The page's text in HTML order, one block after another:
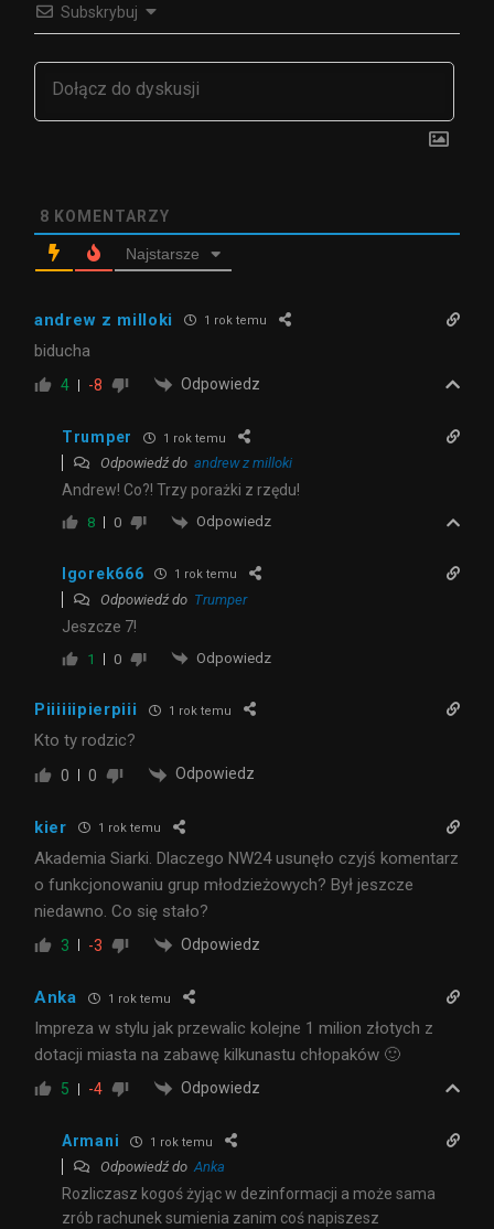
Subskrybuj
8 KOMENTARZY
Najstarsze
andrew z milloki 1 rok temu
biducha
4 -8 Odpowiedz
Trumper 1 rok temu
Odpowiedź do andrew z milloki
Andrew! Co?! Trzy porażki z rzędu!
8 0 Odpowiedz
Igorek666 1 rok temu
Odpowiedź do Trumper
Jeszcze 7!
1 0 Odpowiedz
Piiiiiipierpiii 1 rok temu
Kto ty rodzic?
0 0 Odpowiedz
kier 1 rok temu
Akademia Siarki. Dlaczego NW24 usunęło czyjś komentarz
o funkcjonowaniu grup młodzieżowych? Był jeszcze
niedawno. Co się stało?
3 -3 Odpowiedz
Anka 1 rok temu
Impreza w stylu jak przewalic kolejne 1 milion złotych z
dotacji miasta na zabawę kilkunastu chłopaków 🙂
5 -4 Odpowiedz
Armani 1 rok temu
Odpowiedź doAnka
Rozliczasz kogoś żyjąc w dezinformacji a może sama
zrób rachunek sumienia zanim coś napiszesz